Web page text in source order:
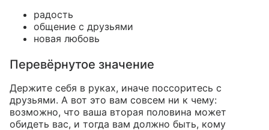
радость
общение с друзьями
новая любовь
Перевёрнутое значение
Держите себя в руках, иначе поссоритесь с
друзьями. А вот это вам совсем ни к чему:
возможно, что ваша вторая половина может
обидеть вас, и тогда вам должно быть, кому